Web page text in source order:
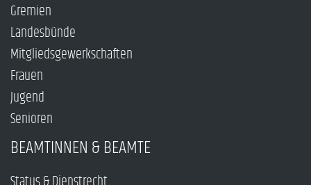
Gremien
Landesbünde
Mitgliedsgewerkschaften
Frauen
Jugend
Senioren
BEAMTINNEN & BEAMTE